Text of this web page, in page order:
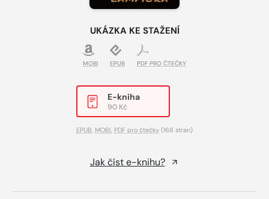
UKÁZKA KE STAŽENÍ
MOBI EPUB PDF PRO ČTEČKY
E-kniha
90 Kč
EPUB, MOBI, PDF pro čtečky (168 stran)
Jak číst e-knihu?